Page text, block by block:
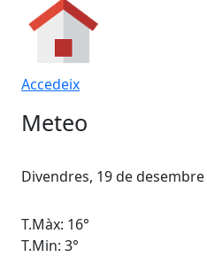
Accedeix
Meteo
Divendres, 19 de desembre
T.Màx: 16°
T.Min: 3°